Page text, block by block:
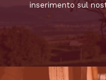
inserimento sul